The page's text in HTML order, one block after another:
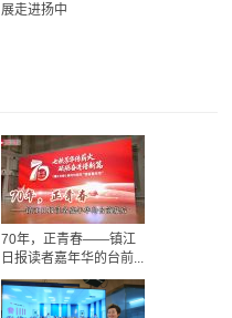
展走进扬中
70年，正青春——镇江
日报读者嘉年华的台前...